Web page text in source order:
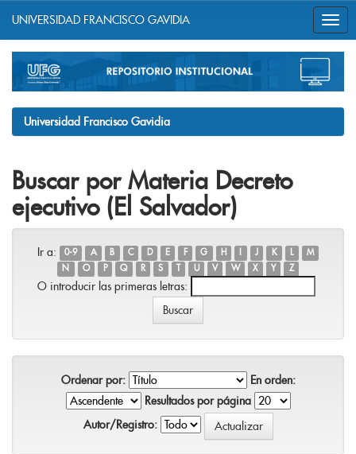
navigation
UNIVERSIDAD FRANCISCO GAVIDIA
Universidad Francisco Gavidia
Buscar por Materia Decreto
ejecutivo (El Salvador)
Ir a: 0-9 A B C D E F G H J K L
M
N
O P Q R S U V W X Y Z
O introducir las primeras letras:
Ordenar por:
En orden:
Resultados por página
Autor/Registro: